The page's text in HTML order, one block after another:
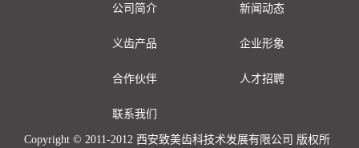
公司简介 新闻动态
义齿产品 企业形象
合作伙伴 人才招聘
联系我们
Copyright © 2011-2012 西安致美齿科技术发展有限公司 版权所